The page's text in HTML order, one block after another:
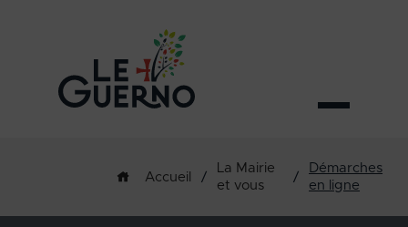
Accueil /
La Mairie
et vous
/
Démarches
en ligne